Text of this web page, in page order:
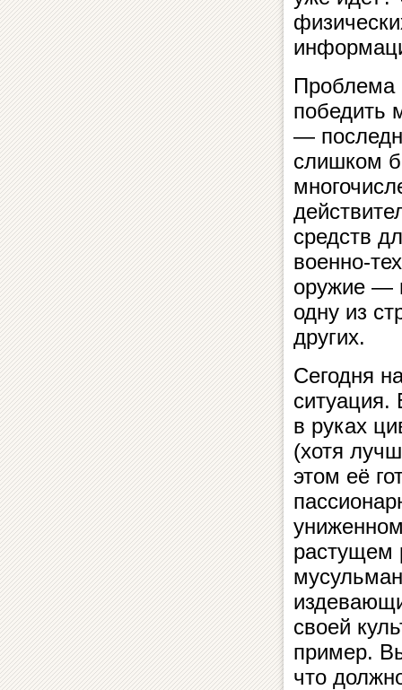
Проблема
победить
—
слишком
средств
военно-
оружие —
одну из
других.
Сегодня
ситуация.
в руках
(хотя
этом её
растущем
своей
пример.
что